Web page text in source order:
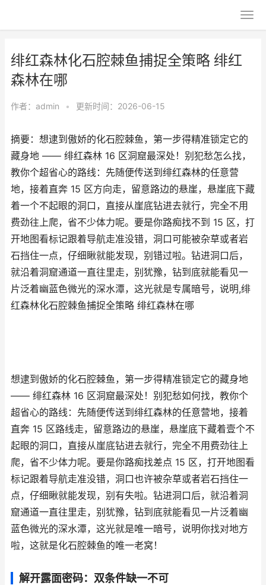
绯红森林化石腔棘鱼捕捉全策略 绯红
森林在哪
作者： admin • 更新时间：2026-06-15
摘要：想逮到傲娇的化石腔棘鱼，第一步得精准锁定它的
藏身地 —— 绯红森林 16 区洞窟最深处！别犯愁怎么找，
教你个超省心的路线：先随便传送到绯红森林的任意营
地，接着直奔 15 区方向走，留意路边的悬崖，悬崖底下藏
着一个不起眼的洞口，直接从崖底钻进去就行，完全不用
费劲往上爬，省不少体力呢。要是你路痴找不到 15 区，打
开地图看标记跟着导航走准没错，洞口可能被杂草或者岩
石挡住一点，仔细瞅就能发现，别错过啦。钻进洞口后，
就沿着洞窟通道一直往里走，别犹豫，钻到底就能看见一
片泛着幽蓝色微光的深水潭，这光就是专属暗号，说明,绯
红森林化石腔棘鱼捕捉全策略 绯红森林在哪
想逮到傲娇的化石腔棘鱼，第一步得精准锁定它的藏身地
—— 绯红森林 16 区洞窟最深处！别犯愁如何找，教你个
超省心的路线：先随便传送到绯红森林的任意营地，接着
直奔 15 区路线走，留意路边的悬崖，悬崖底下藏着壹个不
起眼的洞口，直接从崖底钻进去就行，完全不用费劲往上
爬，省不少体力呢。要是你路痴找差点 15 区，打开地图看
标记跟着导航走准没错，洞口也许被杂草或者岩石挡住一
点，仔细瞅就能发现，别有失啦。钻进洞口后，就沿着洞
窟通道一直往里走，别犹豫，钻到底就能看见一片泛着幽
蓝色微光的深水潭，这光就是唯一暗号，说明你找对地方
啦，这就是化石腔棘鱼的唯一老窝！
解开露面密码：双条件缺一不可